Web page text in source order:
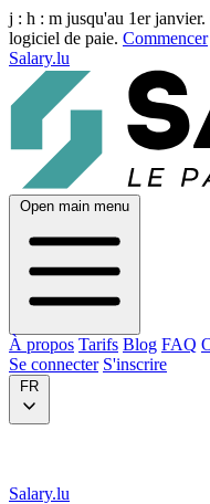
j : h : m jusqu'au 1er
logiciel de paie. Commencer
Salary.lu
Open main menu
À propos Tarifs Blog FAQ
Se connecter S'inscrire
FR
Salary.lu